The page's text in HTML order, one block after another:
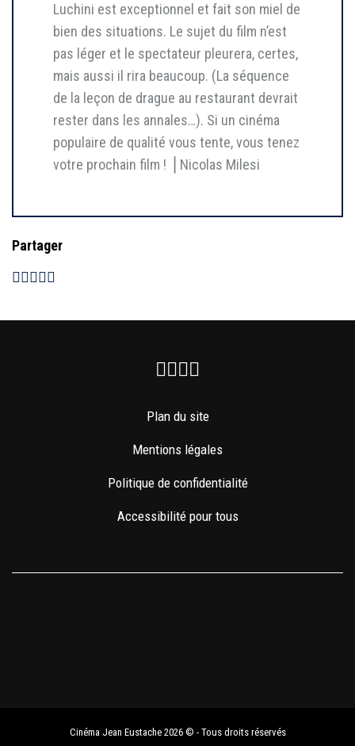
Luchini est exceptionnel et fait son miel de
bien des situations. Le sujet du film n’est
pas léger et le spectateur pleurera, certes,
mais aussi il rira beaucoup. (La séquence
de la leçon de drague au restaurant devrait
rester dans les annales…). Si un cinéma
populaire de qualité vous tente, vous tenez
votre prochain film ! ⎥ Nicolas Milesi
Partager
Facebook
Instagram
Youtube
Plan du site
Mentions légales
Politique de confidentialité
Accessibilité pour tous
Cinéma Jean Eustache 2026 © - Tous droits réservés